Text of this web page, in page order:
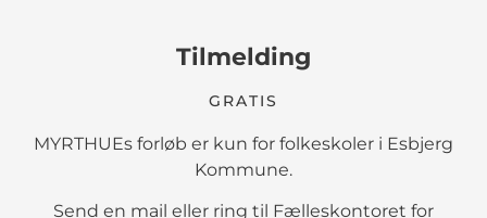
Tilmelding
GRATIS
MYRTHUEs forløb er kun for folkeskoler i Esbjerg
Kommune.
Send en mail eller ring til Fælleskontoret for